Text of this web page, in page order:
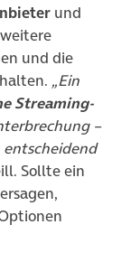
und
und die
„Ein
Streaming-
–
Sollte ein